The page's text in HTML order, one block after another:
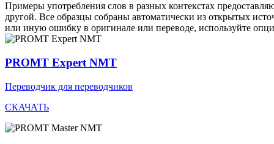
Примеры употребления слов в разных контекстах
другой. Все образцы собраны автоматически из открытых
или иную ошибку в оригинале или переводе, используйте
PROMT Expert NMT
Переводчик для переводчиков
СКАЧАТЬ